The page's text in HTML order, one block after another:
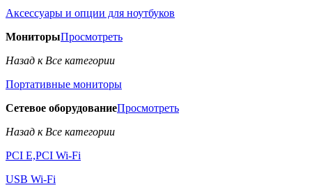
Аксессуары и опции для ноутбуков
МониторыПросмотреть
Назад к Все категории
Портативные мониторы
Сетевое оборудованиеПросмотреть
Назад к Все категории
PCI E,PCI Wi-Fi
USB Wi-Fi